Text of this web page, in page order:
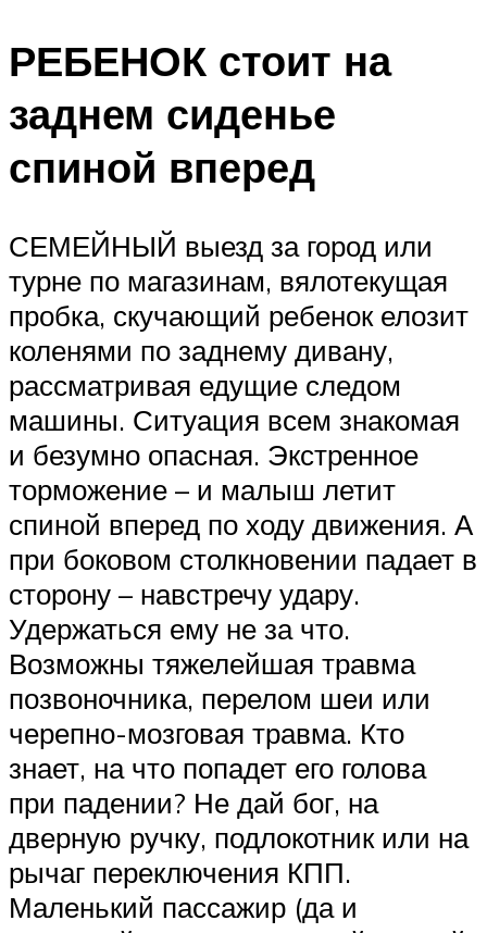
РЕБЕНОК стоит на
заднем сиденье
спиной вперед
СЕМЕЙНЫЙ выезд за город или
турне по магазинам, вялотекущая
пробка, скучающий ребенок елозит
коленями по заднему дивану,
рассматривая едущие следом
машины. Ситуация всем знакомая
и безумно опасная. Экстренное
торможение – и малыш летит
спиной вперед по ходу движения. А
при боковом столкновении падает в
сторону – навстречу удару.
Удержаться ему не за что.
Возможны тяжелейшая травма
позвоночника, перелом шеи или
черепно-мозговая травма. Кто
знает, на что попадет его голова
при падении? Не дай бог, на
дверную ручку, подлокотник или на
рычаг переключения КПП.
Маленький пассажир (да и